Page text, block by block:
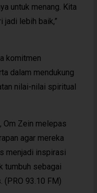
untuk menang. Kita
jadi lebih baik,”
komitmen
dalam mendukung
nilai-nilai spiritual
Om Zein melepas
agar mereka
menjadi inspirasi
tumbuh sebagai
(PRO 93.10 FM)